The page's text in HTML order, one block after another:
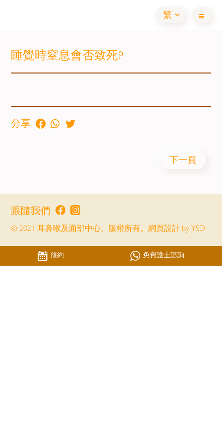
繁
睡覺時窒息會否致死?
分享
下一頁
跟隨我們
© 2021 耳鼻喉及面部中心。版權所有。網頁設計 by YSD
預約 免費護士諮詢